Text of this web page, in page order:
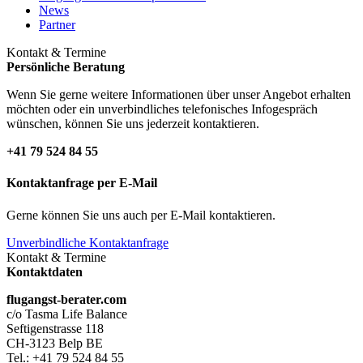
News
Partner
Kontakt & Termine
Persönliche Beratung
Wenn Sie gerne weitere Informationen über unser Angebot erhalten
möchten oder ein unverbindliches telefonisches Infogespräch
wünschen, können Sie uns jederzeit kontaktieren.
+41 79 524 84 55
Kontaktanfrage per E-Mail
Gerne können Sie uns auch per E-Mail kontaktieren.
Unverbindliche Kontaktanfrage
Kontakt & Termine
Kontaktdaten
flugangst-berater.com
c/o Tasma Life Balance
Seftigenstrasse 118
CH-3123 Belp BE
Tel.: +41 79 524 84 55